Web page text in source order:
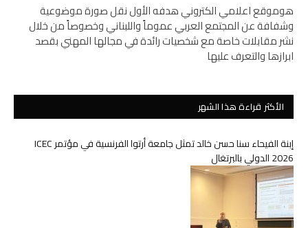
هوموقع اعلامي الكتروني هدفه الأول نقل صورة موضوعية
وشفافة عن المجتمع العربي عموماً واللبناني وخصوصاً من خلال
نشر مقابلات خاصة مع شخصيات رائدة في مجالها المهني بقصد
ابرازها والتعرف عليها
الأكثر قراءة هذا الشهر
إبنة الفيحاء سنا حسن خالد تمثل جامعة أرتوا الفرنسية في مؤتمر ICEC
2026 الدولي بالبرتغال